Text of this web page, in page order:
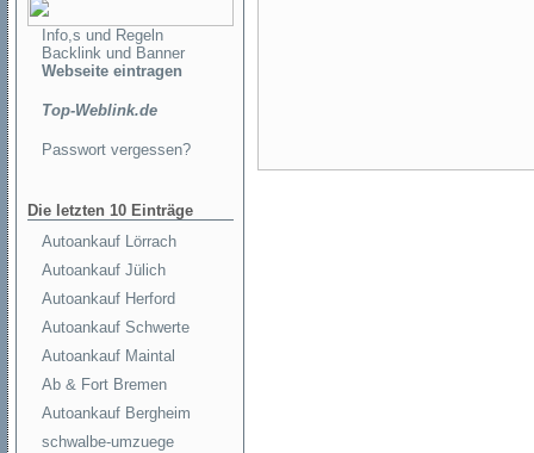
Info,s und Regeln
Backlink und Banner
Webseite eintragen
Top-Weblink.de
Passwort vergessen?
Die letzten 10 Einträge
Autoankauf Lörrach
Autoankauf Jülich
Autoankauf Herford
Autoankauf Schwerte
Autoankauf Maintal
Ab & Fort Bremen
Autoankauf Bergheim
schwalbe-umzuege